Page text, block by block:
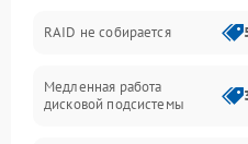
Контроллеры и интерфейсы
RAID не собирается
Медленная работа
дисковой подсистемы